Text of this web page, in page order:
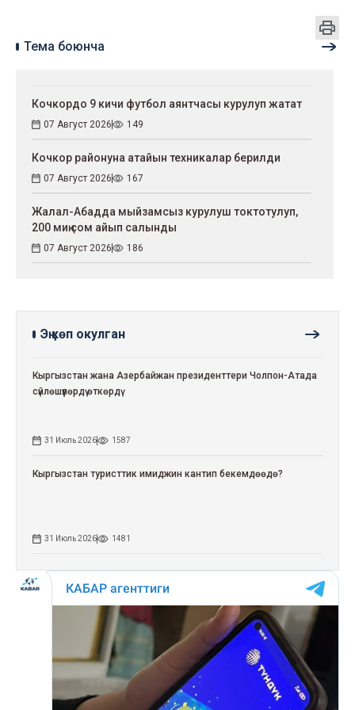
Тема боюнча
Кочкордо 9 кичи футбол аянтчасы курулуп жатат
07 Август 2026 149
Кочкор районуна атайын техникалар берилди
07 Август 2026 167
Жалал-Абадда мыйзамсыз курулуш токтотулуп,
200 миң сом айып салынды
07 Август 2026 186
Эң көп окулган
Кыргызстан жана Азербайжан президенттери Чолпон-Атада
сүйлөшүүлөрдү өткөрдү
31 Июль 2026 1587
Кыргызстан туристтик имиджин кантип бекемдөөдө?
31 Июль 2026 1481